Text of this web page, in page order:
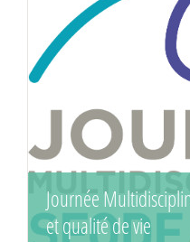
Journée
et qualité de vie